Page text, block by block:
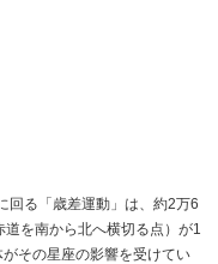
回る「歳差運動」は、約2万6
を南から北へ横切る点）が1
その星座の影響を受けてい